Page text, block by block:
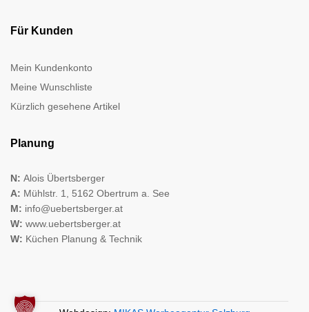
Für Kunden
Mein Kundenkonto
Meine Wunschliste
Kürzlich gesehene Artikel
Planung
N: Alois Übertsberger
A: Mühlstr. 1, 5162 Obertrum a. See
M: info@uebertsberger.at
W: www.uebertsberger.at
W: Küchen Planung & Technik